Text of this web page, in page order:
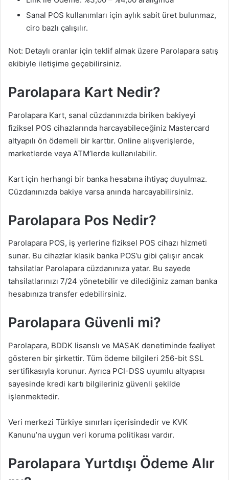
Sanal POS kullanımları için aylık sabit üret bulunmaz,
ciro bazlı çalışılır.
Not: Detaylı oranlar için teklif almak üzere Parolapara satış
ekibiyle iletişime geçebilirsiniz.
Parolapara Kart Nedir?
Parolapara Kart, sanal cüzdanınızda biriken bakiyeyi
fiziksel POS cihazlarında harcayabileceğiniz Mastercard
altyapılı ön ödemeli bir karttır. Online alışverişlerde,
marketlerde veya ATM’lerde kullanılabilir.
Kart için herhangi bir banka hesabına ihtiyaç duyulmaz.
Cüzdanınızda bakiye varsa anında harcayabilirsiniz.
Parolapara Pos Nedir?
Parolapara POS, iş yerlerine fiziksel POS cihazı hizmeti
sunar. Bu cihazlar klasik banka POS’u gibi çalışır ancak
tahsilatlar Parolapara cüzdanınıza yatar. Bu sayede
tahsilatlarınızı 7/24 yönetebilir ve dilediğiniz zaman banka
hesabınıza transfer edebilirsiniz.
Parolapara Güvenli mi?
Parolapara, BDDK lisanslı ve MASAK denetiminde faaliyet
gösteren bir şirkettir. Tüm ödeme bilgileri 256-bit SSL
sertifikasıyla korunur. Ayrıca PCI-DSS uyumlu altyapısı
sayesinde kredi kartı bilgileriniz güvenli şekilde
işlenmektedir.
Veri merkezi Türkiye sınırları içerisindedir ve KVK
Kanunu’na uygun veri koruma politikası vardır.
Parolapara Yurtdışı Ödeme Alır